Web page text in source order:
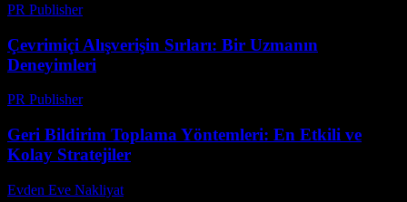
PR Publisher-
Çevrimiçi Alışverişin Sırları: Bir Uzmanın
Deneyimleri
PR Publisher-
Geri Bildirim Toplama Yöntemleri: En Etkili ve
Kolay Stratejiler
Evden Eve Nakliyat